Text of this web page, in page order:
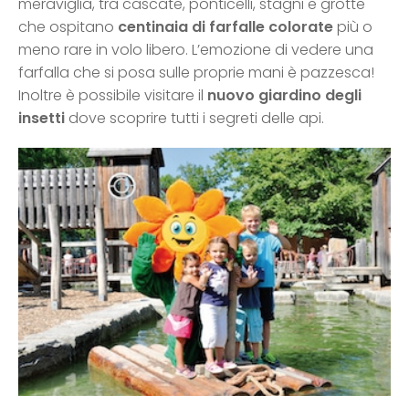
che ospitano centinaia di farfalle coloratepiù o
meno rare in volo libero. L’emozione di vedere una
farfalla che si posa sulle proprie mani è pazzesca!
Inoltre è possibile visitare il nuovo giardino degli
insetti dove scoprire tutti i segreti delle api.